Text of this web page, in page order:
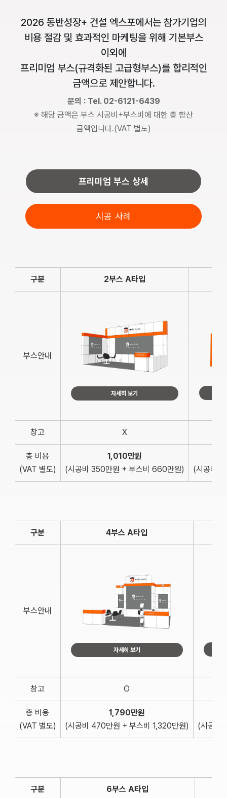
2026 동반성장+ 건설 엑스포에서는 참가기업의
비용 절감 및 효과적인 마케팅을 위해 기본부스
이외에
프리미엄 부스(규격화된 고급형부스)를 합리적인
금액으로 제안합니다.
문의 : Tel. 02-6121-6439
※ 해당 금액은 부스 시공비+부스비에 대한 총 합산
금액입니다.(VAT 별도)
프리미엄 부스 상세
시공 사례
구분 2부스 A타입
부스안내
자세히 보기
창고 X
총 비용
(VAT 별도)
1,010만원
(시공비 350만원 + 부스비 660만원)
(시공비
구분 4부스 A타입
부스안내
자세히 보기
창고 O
총 비용
(VAT 별도)
1,790만원
(시공비 470만원 + 부스비 1,320만원)
(시공비
구분 6부스 A타입